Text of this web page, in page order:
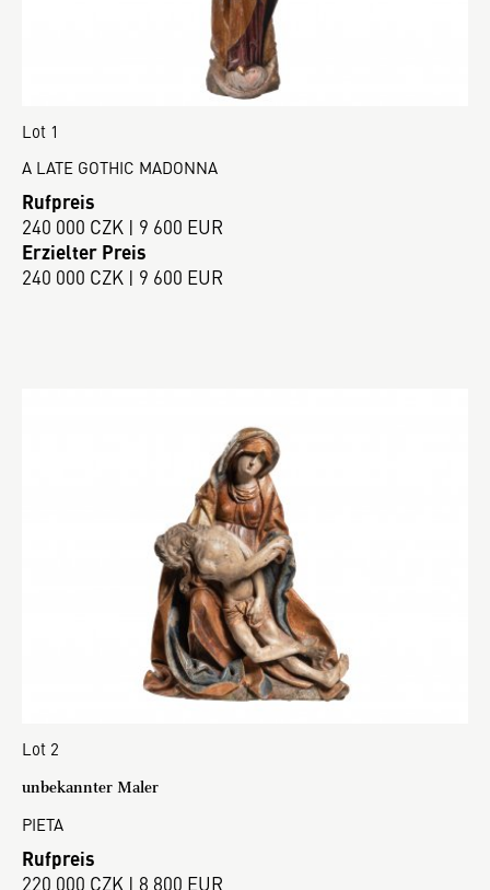
Lot 1
A LATE GOTHIC MADONNA
Rufpreis
240 000 CZK | 9 600 EUR
Erzielter Preis
240 000 CZK | 9 600 EUR
Lot 2
unbekannter Maler
PIETA
Rufpreis
220 000 CZK | 8 800 EUR